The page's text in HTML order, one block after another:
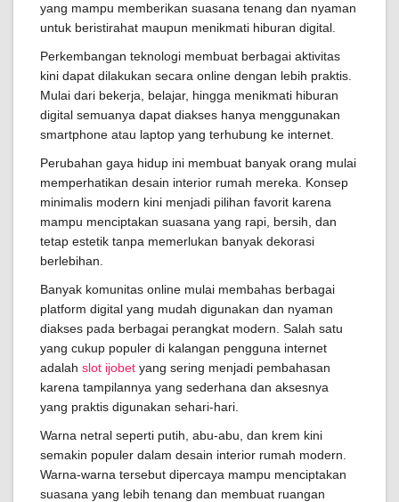
yang mampu memberikan suasana tenang dan nyaman
untuk beristirahat maupun menikmati hiburan digital.
Perkembangan teknologi membuat berbagai aktivitas
kini dapat dilakukan secara online dengan lebih praktis.
Mulai dari bekerja, belajar, hingga menikmati hiburan
digital semuanya dapat diakses hanya menggunakan
smartphone atau laptop yang terhubung ke internet.
Perubahan gaya hidup ini membuat banyak orang mulai
memperhatikan desain interior rumah mereka. Konsep
minimalis modern kini menjadi pilihan favorit karena
mampu menciptakan suasana yang rapi, bersih, dan
tetap estetik tanpa memerlukan banyak dekorasi
berlebihan.
Banyak komunitas online mulai membahas berbagai
platform digital yang mudah digunakan dan nyaman
diakses pada berbagai perangkat modern. Salah satu
yang cukup populer di kalangan pengguna internet
adalah slot ijobet yang sering menjadi pembahasan
karena tampilannya yang sederhana dan aksesnya
yang praktis digunakan sehari-hari.
Warna netral seperti putih, abu-abu, dan krem kini
semakin populer dalam desain interior rumah modern.
Warna-warna tersebut dipercaya mampu menciptakan
suasana yang lebih tenang dan membuat ruangan